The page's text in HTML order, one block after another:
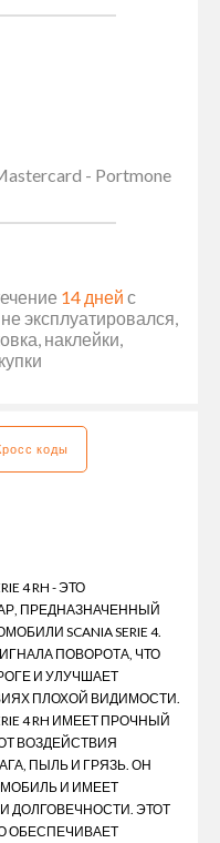
- Portmone
14 дней с
эксплуатировался,
наклейки,
коды
4 RH - ЭТО
ПРЕДНАЗНАЧЕННЫЙ
SCANIA SERIE 4.
ПОВОРОТА, ЧТО
И УЛУЧШАЕТ
ПЛОХОЙ ВИДИМОСТИ.
4 RH ИМЕЕТ ПРОЧНЫЙ
ВОЗДЕЙСТВИЯ
ПЫЛЬ И ГРЯЗЬ. ОН
И ИМЕЕТ
ДОЛГОВЕЧНОСТИ. ЭТОТ
ОБЕСПЕЧИВАЕТ